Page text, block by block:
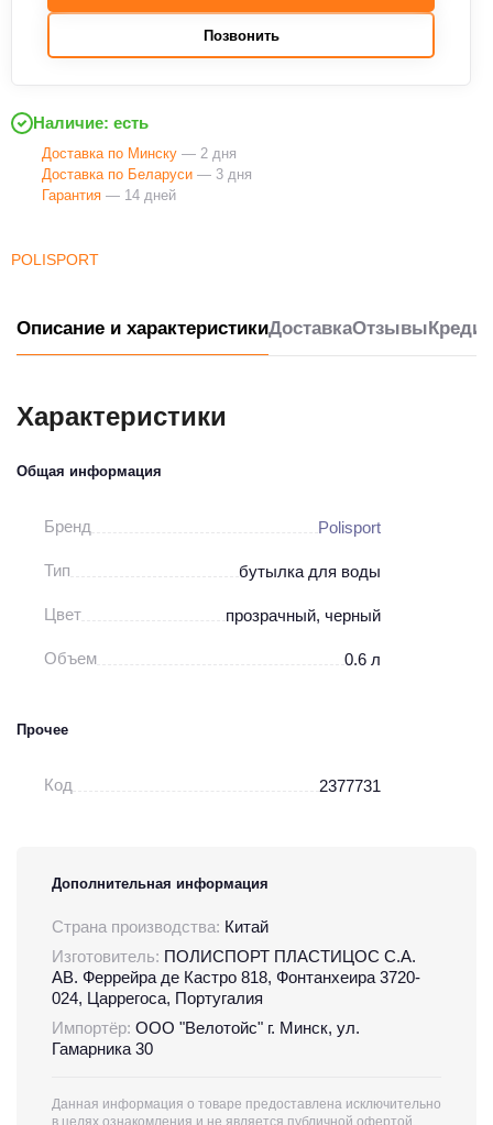
POLISPORT
Позвонить
Наличие: есть
Доставка по Минску — 2 дня
Доставка по Беларуси — 3 дня
Гарантия — 14 дней
Описание и характеристикиДоставкаОтзывы
Характеристики
Общая информация
Бренд Polisport
Тип бутылка для воды
Цвет прозрачный, черный
Объем 0.6 л
Прочее
Код 2377731
Дополнительная информация
Страна производства: Китай
Изготовитель: ПОЛИСПОРТ ПЛАСТИЦОС С.А.
АВ. Феррейра де Кастро 818, Фонтанхеира 3720-
024, Царрегоса, Португалия
Импортёр: ООО "Велотойс" г. Минск, ул.
Гамарника 30
Данная информация о товаре предоставлена исключительно
в целях ознакомления и не является публичной офертой.